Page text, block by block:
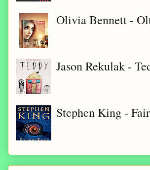
Olivia Bennett -
Jason Rekulak -
Stephen King -